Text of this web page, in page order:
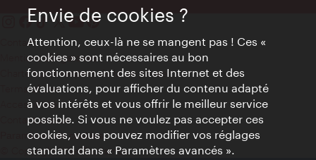
Contact
Mentions obligatoires
Charte sur le respect de la vie privée
Terms of Use
Accessibilité
Contact presse
Paramètres de cookies
© Copyright WienTourismus
Envie de cookies ?
Attention, ceux-là ne se mangent pas ! Ces «
cookies » sont nécessaires au bon
fonctionnement des sites Internet et des
évaluations, pour afficher du contenu adapté
à vos intérêts et vous offrir le meilleur service
possible. Si vous ne voulez pas accepter ces
cookies, vous pouvez modifier vos réglages
standard dans « Paramètres avancés ».